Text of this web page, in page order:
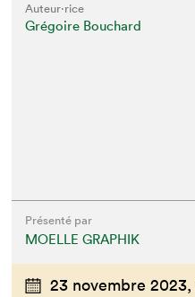
Auteur·rice
Grégoire Bouchard
Présenté par
MOELLE GRAPHIK
23 novembre 2023,